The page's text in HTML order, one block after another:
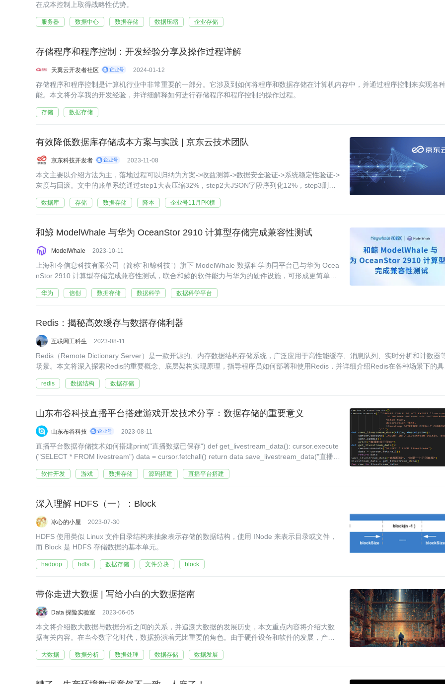
在成本控制上取得战略性优势。
服务器 数据中心 数据存储 数据压缩 企业存储
存储程序和程序控制：开发经验分享及操作过程详解
天翼云开发者社区 2024-01-12
存储程序和程序控制是计算机行业中非常重要的一部分。它涉及到如何将程序和数据存储在计算机内存中，并通过程序控制来实现各
能。本文将分享我的开发经验，并详细解释如何进行存储程序和程序控制的操作过程。
存储 数据存储
有效降低数据库存储成本方案与实践 | 京东云技术团队
京东科技开发者 2023-11-08
本文主要以介绍方法为主，落地过程可以归纳为方案->收益测算->数据安全验证->系统稳定性验证->
灰度与回滚。文中的账单系统通过step1大表压缩32%，step2大JSON字段序列化12%，step3删除
数据库 存储 数据存储 降本 企业号11月PK榜
和鲸 ModelWhale 与华为 OceanStor 2910 计算型存储完成兼容性测试
ModelWhale 2023-10-11
上海和今信息科技有限公司（简称“和鲸科技”）旗下 ModelWhale 数据科学协同平台已与华为 Ocea
nStor 2910 计算型存储完成兼容性测试，联合和鲸的软件能力与华为的硬件设施，可形成更简单、
华为 信创 数据存储 数据科学 数据科学平台
Redis：揭秘高效缓存与数据存储利器
互联网工科生 2023-08-11
Redis（Remote Dictionary Server）是一款开源的、内存数据结构存储系统，广泛应用于高性能缓存、消息队列、实时分析和计数器
场景。本文将深入探索Redis的重要概念、底层架构实现原理，指导程序员如何部署和使用Redis，并详细介绍Redis在各种场景下的
redis 数据结构 数据存储
山东布谷科技直播平台搭建游戏开发技术分享：数据存储的重要意义
山东布谷科技 2023-08-11
直播平台数据存储技术如何搭建print("直播数据已保存") def get_livestream_data(): cursor.execute
("SELECT * FROM livestream") data = cursor.fetchall() return data save_livestream_data("直播标
软件开发 游戏 数据存储 源码搭建 直播平台搭建
深入理解 HDFS（一）：Block
冰心的小屋 2023-07-30
HDFS 使用类似 Linux 文件目录结构来抽象表示存储的数据结构，使用 INode 来表示目录或文件，
而 Block 是 HDFS 存储数据的基本单元。
hadoop hdfs 数据存储 文件分块 block
带你走进大数据 | 写给小白的大数据指南
Data 探险实验室 2023-06-05
本文将介绍数大数据与数据分析之间的关系，并追溯大数据的发展历史，本文重点内容将介绍大数
据有关内容。在当今数字化时代，数据扮演着无比重要的角色。由于硬件设备和软件的发展，产生
大数据 数据分析 数据处理 数据存储 数据发展